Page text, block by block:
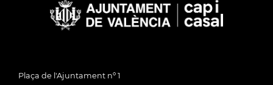
Plaça de l'Ajuntament nº 1